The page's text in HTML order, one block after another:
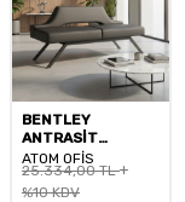
BENTLEY
ANTRASİT
BEKLEME
KANEPESİ
ATOM OFİS
25.334,00TL
%10 KDV